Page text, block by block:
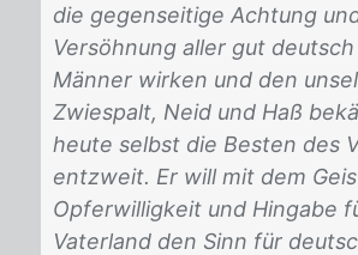
die gegenseitige Achtung
Versöhnung aller gut
Männer wirken und den
Zwiespalt, Neid und Haß
heute selbst die Besten des
entzweit. Er will mit dem
Opferwilligkeit und Hingabe
Vaterland den Sinn für